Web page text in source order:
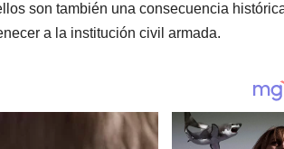
son también una consecuencia
a la institución civil armada.